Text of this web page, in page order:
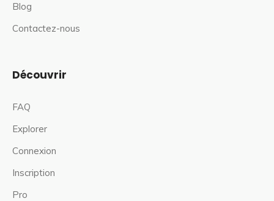
Blog
Contactez-nous
Découvrir
FAQ
Explorer
Connexion
Inscription
Pro